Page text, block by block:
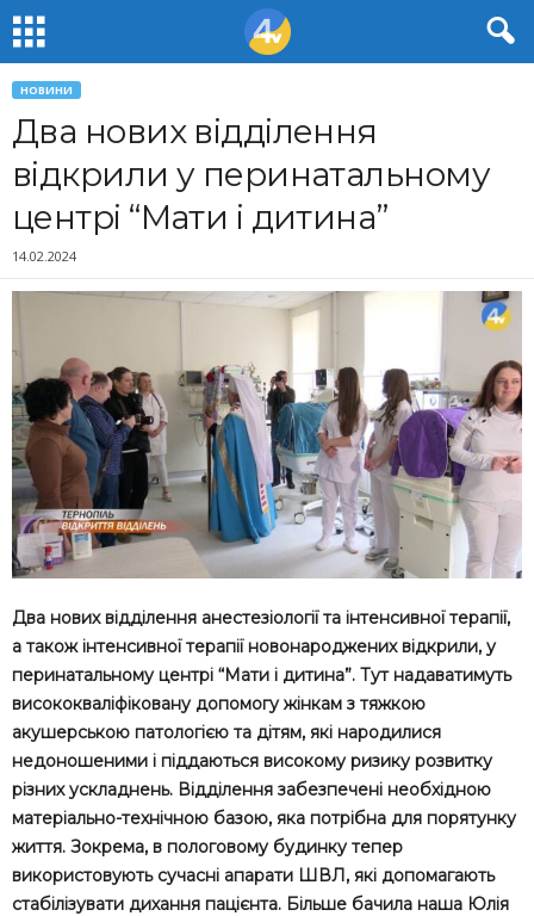
НОВИНИ
Два нових відділення
відкрили у перинатальному
центрі “Мати і дитина”
14.02.2024
Два нових відділення анестезіології та інтенсивної терапії,
а також інтенсивної терапії новонароджених відкрили, у
перинатальному центрі “Мати і дитина”. Тут надаватимуть
висококваліфіковану допомогу жінкам з тяжкою
акушерською патологією та дітям, які народилися
недоношеними і піддаються високому ризику розвитку
різних ускладнень. Відділення забезпечені необхідною
матеріально-технічною базою, яка потрібна для порятунку
життя. Зокрема, в пологовому будинку тепер
використовують сучасні апарати ШВЛ, які допомагають
стабілізувати дихання пацієнта. Більше бачила наша Юлія